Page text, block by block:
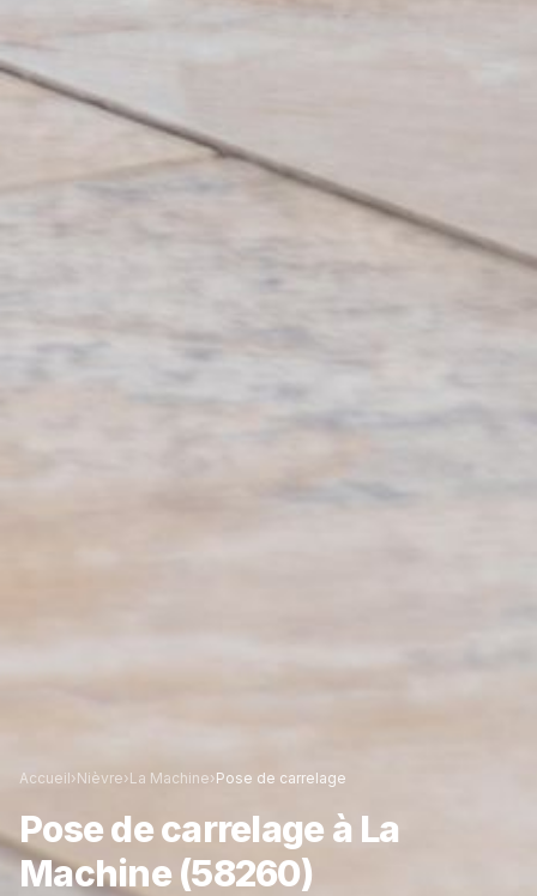
Accueil›Nièvre›La Machine›Pose de carrelage
Pose de carrelage à La
Machine(58260)